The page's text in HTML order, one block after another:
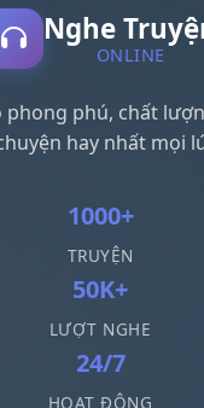
Nghe
ONLINE
phong phú, chất
hay nhất mọi
1000+
TRUYỆN
50K+
LƯỢT NGHE
24/7
HOẠT ĐỘNG